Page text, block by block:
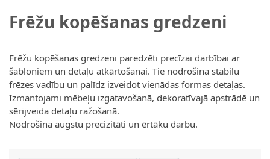
Frēžu kopēšanas gredzeni
Frēžu kopēšanas gredzeni paredzēti precīzai darbībai ar
šabloniem un detaļu atkārtošanai. Tie nodrošina stabilu
frēzes vadību un palīdz izveidot vienādas formas detaļas.
Izmantojami mēbeļu izgatavošanā, dekoratīvajā apstrādē un
sērijveida detaļu ražošanā.
Nodrošina augstu precizitāti un ērtāku darbu.